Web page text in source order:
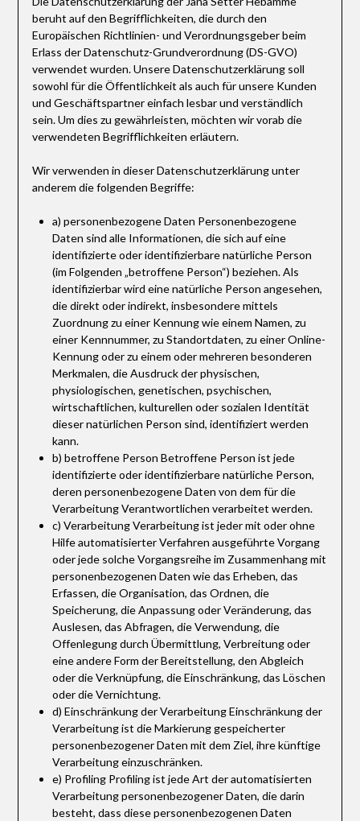
beruht auf den Begrifflichkeiten, die durch den
Europäischen Richtlinien- und Verordnungsgeber beim
Erlass der Datenschutz-Grundverordnung (DS-GVO)
verwendet wurden. Unsere Datenschutzerklärung soll
sowohl für die Öffentlichkeit als auch für unsere Kunden
und Geschäftspartner einfach lesbar und verständlich
sein. Um dies zu gewährleisten, möchten wir vorab die
verwendeten Begrifflichkeiten erläutern.
Wir verwenden in dieser Datenschutzerklärung unter
anderem die folgenden Begriffe:
a) personenbezogene Daten Personenbezogene
Daten sind alle Informationen, die sich auf eine
identifizierte oder identifizierbare natürliche Person
(im Folgenden „betroffene Person“) beziehen. Als
identifizierbar wird eine natürliche Person angesehen,
die direkt oder indirekt, insbesondere mittels
Zuordnung zu einer Kennung wie einem Namen, zu
einer Kennnummer, zu Standortdaten, zu einer Online-
Kennung oder zu einem oder mehreren besonderen
Merkmalen, die Ausdruck der physischen,
physiologischen, genetischen, psychischen,
wirtschaftlichen, kulturellen oder sozialen Identität
dieser natürlichen Person sind, identifiziert werden
kann.
b) betroffene Person Betroffene Person ist jede
identifizierte oder identifizierbare natürliche Person,
deren personenbezogene Daten von dem für die
Verarbeitung Verantwortlichen verarbeitet werden.
c) Verarbeitung Verarbeitung ist jeder mit oder ohne
Hilfe automatisierter Verfahren ausgeführte Vorgang
oder jede solche Vorgangsreihe im Zusammenhang mit
personenbezogenen Daten wie das Erheben, das
Erfassen, die Organisation, das Ordnen, die
Speicherung, die Anpassung oder Veränderung, das
Auslesen, das Abfragen, die Verwendung, die
Offenlegung durch Übermittlung, Verbreitung oder
eine andere Form der Bereitstellung, den Abgleich
oder die Verknüpfung, die Einschränkung, das Löschen
oder die Vernichtung.
d) Einschränkung der Verarbeitung Einschränkung der
Verarbeitung ist die Markierung gespeicherter
personenbezogener Daten mit dem Ziel, ihre künftige
Verarbeitung einzuschränken.
e) Profiling Profiling ist jede Art der automatisierten
Verarbeitung personenbezogener Daten, die darin
besteht, dass diese personenbezogenen Daten